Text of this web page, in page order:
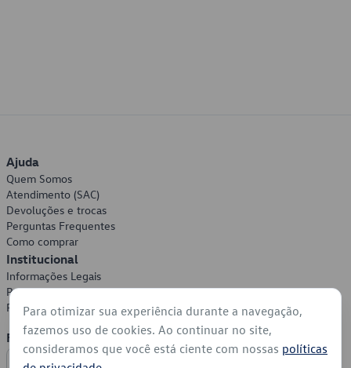
Ajuda
Quem Somos
Atendimento (SAC)
Devoluções e trocas
Perguntas Frequentes
Como comprar
Institucional
Informações Legais
Política de Privacidade
Política de Cookies
Formas de Pagamento
Para otimizar sua experiência durante a navegação,
fazemos uso de cookies. Ao continuar no site,
consideramos que você está ciente com nossas políticas